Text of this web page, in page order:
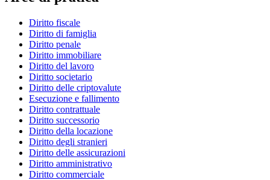
Diritto fiscale
Diritto di famiglia
Diritto penale
Diritto immobiliare
Diritto del lavoro
Diritto societario
Diritto delle criptovalute
Esecuzione e fallimento
Diritto contrattuale
Diritto successorio
Diritto della locazione
Diritto degli stranieri
Diritto delle assicurazioni
Diritto amministrativo
Diritto commerciale